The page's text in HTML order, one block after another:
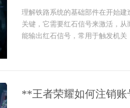
理解铁路系统的基础部件在开始
关键，它需要红石信号来激活，
能输出红石信号，常用于触发机关
**王者荣耀如何注销